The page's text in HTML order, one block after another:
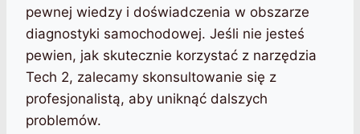
pewnej wiedzy i doświadczenia w obszarze
diagnostyki samochodowej. Jeśli nie jesteś
pewien, jak skutecznie korzystać z narzędzia
Tech 2, zalecamy skonsultowanie się z
profesjonalistą, aby uniknąć dalszych
problemów.